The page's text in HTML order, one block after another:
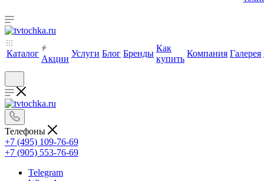
Каталог
Акции
Услуги Блог Бренды
Как
купить
Компания Галерея
Телефоны
+7 (495) 109-76-69
+7 (905) 553-76-69
Telegram